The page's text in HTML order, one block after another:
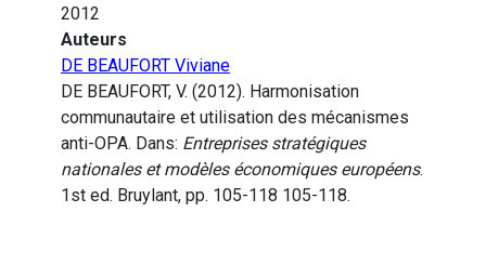
2012
Auteurs
DE BEAUFORT Viviane
DE BEAUFORT, V. (2012). Harmonisation
communautaire et utilisation des mécanismes
anti-OPA. Dans: Entreprises stratégiques
nationales et modèles économiques européens.
1st ed. Bruylant, pp. 105-118 105-118.